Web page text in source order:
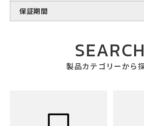
保証期間
SEARCH
製品カテゴリーから